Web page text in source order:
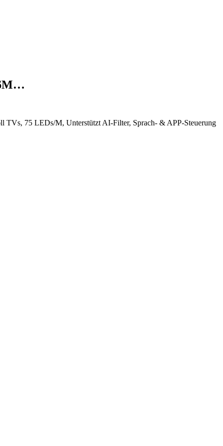
75 LEDs/M, Unterstützt AI-Filter, Sprach- & APP-Steuerung